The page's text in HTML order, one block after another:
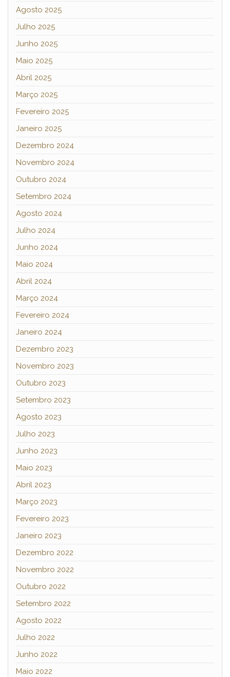
Agosto 2025
Julho 2025
Junho 2025
Maio 2025
Abril 2025
Março 2025
Fevereiro 2025
Janeiro 2025
Dezembro 2024
Novembro 2024
Outubro 2024
Setembro 2024
Agosto 2024
Julho 2024
Junho 2024
Maio 2024
Abril 2024
Março 2024
Fevereiro 2024
Janeiro 2024
Dezembro 2023
Novembro 2023
Outubro 2023
Setembro 2023
Agosto 2023
Julho 2023
Junho 2023
Maio 2023
Abril 2023
Março 2023
Fevereiro 2023
Janeiro 2023
Dezembro 2022
Novembro 2022
Outubro 2022
Setembro 2022
Agosto 2022
Julho 2022
Junho 2022
Maio 2022